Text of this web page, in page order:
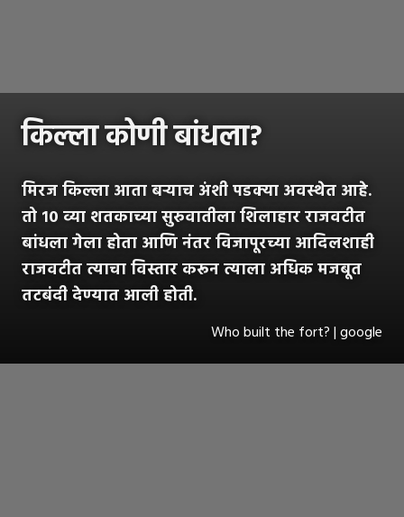
किल्ला कोणी बांधला?
मिरज किल्ला आता बऱ्याच अंशी पडक्या अवस्थेत आहे.
तो १० व्या शतकाच्या सुरुवातीला शिलाहार राजवटीत
बांधला गेला होता आणि नंतर विजापूरच्या आदिलशाही
राजवटीत त्याचा विस्तार करून त्याला अधिक मजबूत
तटबंदी देण्यात आली होती.
Who built the fort? | google